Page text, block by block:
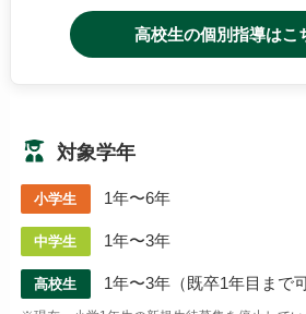
高校生の個別指導はこ
対象学年
小学生 1年〜6年
中学生 1年〜3年
高校生 1年〜3年（既卒1年目まで可